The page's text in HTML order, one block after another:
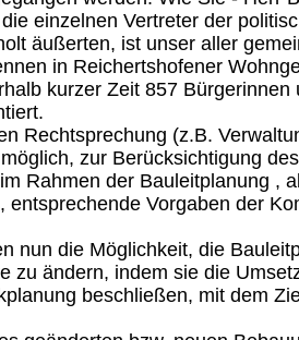
einzelnen Vertreter der
äußerten, ist unser aller
in Reichertshofener
kurzer Zeit 857 Bürgerinnen
Rechtsprechung (z.B.
zur Berücksichtigung
Rahmen der Bauleitplanung ,
entsprechende Vorgaben der
nun die Möglichkeit, die
zu ändern, indem sie die
beschließen, mit dem